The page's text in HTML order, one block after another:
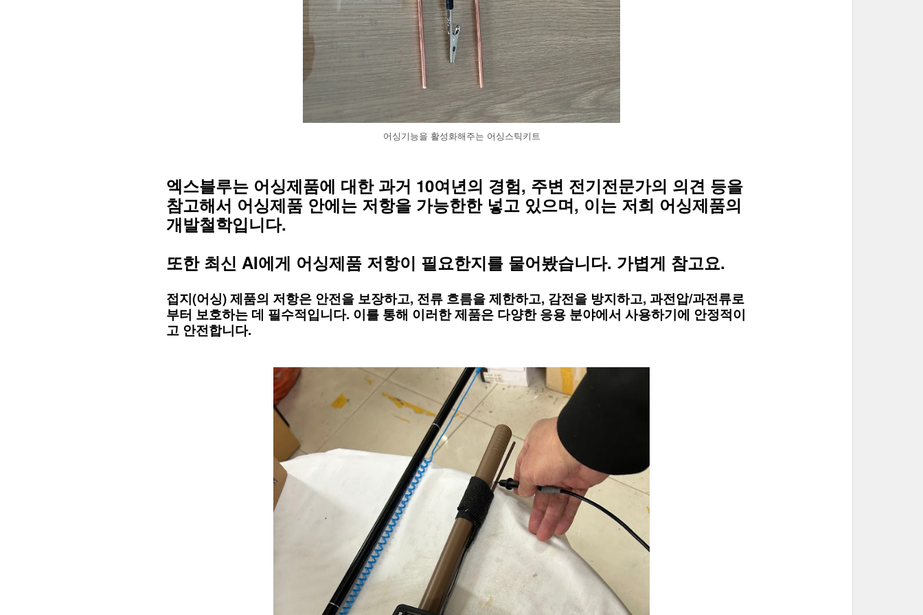
어싱기능을 활성화해주는 어싱스틱키트
엑스블루는 어싱제품에 대한 과거 10여년의 경험, 주변 전기전문가의 의견 등을
참고해서 어싱제품 안에는 저항을 가능한한 넣고 있으며, 이는 저희 어싱제품의
개발철학입니다.
또한 최신 AI에게 어싱제품 저항이 필요한지를 물어봤습니다. 가볍게 참고요.
접지(어싱) 제품의 저항은 안전을 보장하고, 전류 흐름을 제한하고, 감전을 방지하고, 과전압/과전류로
부터 보호하는 데 필수적입니다. 이를 통해 이러한 제품은 다양한 응용 분야에서 사용하기에 안정적이
고 안전합니다.